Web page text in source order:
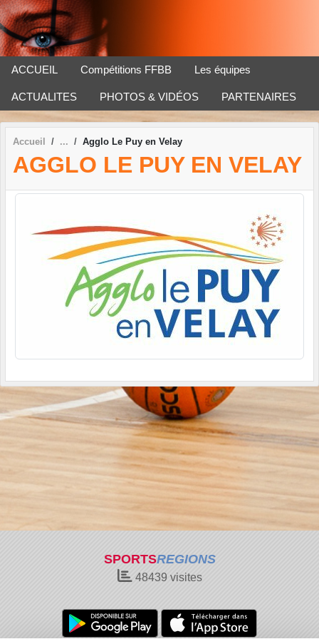
ACCUEIL Compétitions FFBB Les équipes
ACTUALITES PHOTOS & VIDÉOS PARTENAIRES
Accueil Agglo Le Puy en Velay
AGGLO LE PUY EN VELAY
SPORTSREGIONS
48439 visites
Panneau de gestion des cookies